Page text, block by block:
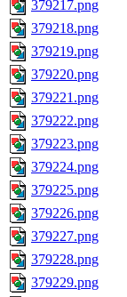
379217.png
379218.png
379219.png
379220.png
379221.png
379222.png
379223.png
379224.png
379225.png
379226.png
379227.png
379228.png
379229.png